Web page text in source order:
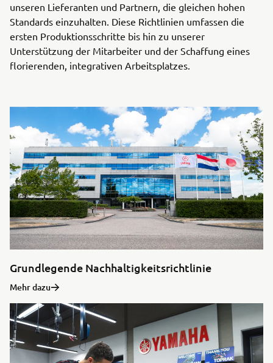
unseren Lieferanten und Partnern, die gleichen hohen
Standards einzuhalten. Diese Richtlinien umfassen die
ersten Produktionsschritte bis hin zu unserer
Unterstützung der Mitarbeiter und der Schaffung eines
florierenden, integrativen Arbeitsplatzes.
Grundlegende Nachhaltigkeitsrichtlinie
Mehr dazu